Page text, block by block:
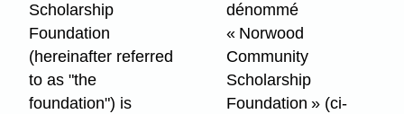
Scholarship
Foundation
(hereinafter referred
to as "the
foundation") is
dénommé
« Norwood
Community
Scholarship
Foundation » (ci-